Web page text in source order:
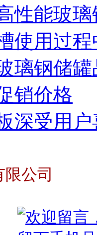
性能玻
使用过
璃钢储罐
销价格
深受用
公司